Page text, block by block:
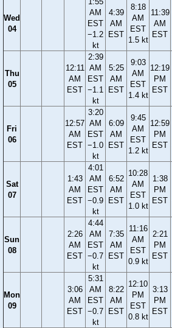
Wed
04
AM
EST
−1.2
kt
4:39
AM
EST
8:18
AM
EST
1.5 kt
11:39
AM
EST
Thu
05
12:11
AM
EST
2:39
AM
EST
−1.1
kt
5:25
AM
EST
9:03
AM
EST
1.4 kt
12:19
PM
EST
Fri
06
12:57
AM
EST
3:20
AM
EST
−1.0
kt
6:09
AM
EST
9:45
AM
EST
1.2 kt
12:59
PM
EST
Sat
07
1:43
AM
EST
4:01
AM
EST
−0.9
kt
6:52
AM
EST
10:28
AM
EST
1.0 kt
1:38
PM
EST
Sun
08
2:26
AM
EST
4:44
AM
EST
−0.7
kt
7:35
AM
EST
11:16
AM
EST
0.9 kt
2:21
PM
EST
Mon
09
3:06
AM
EST
5:31
AM
EST
−0.7
kt
8:22
AM
EST
12:10
PM
EST
0.8 kt
3:13
PM
EST